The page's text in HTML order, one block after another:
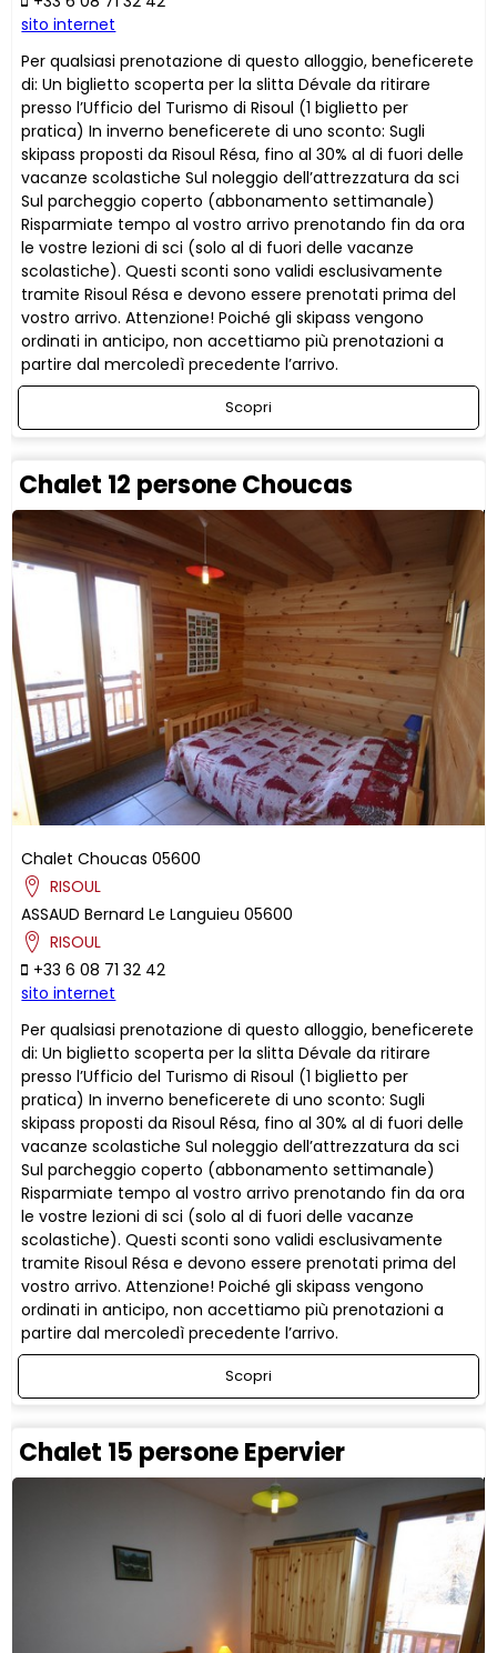
sito internet
Per qualsiasi prenotazione di questo alloggio, beneficerete
di: Un biglietto scoperta per la slitta Dévale da ritirare
presso l’Ufficio del Turismo di Risoul (1 biglietto per
pratica) In inverno beneficerete di uno sconto: Sugli
skipass proposti da Risoul Résa, fino al 30% al di fuori delle
vacanze scolastiche Sul noleggio dell’attrezzatura da sci
Sul parcheggio coperto (abbonamento settimanale)
Risparmiate tempo al vostro arrivo prenotando fin da ora
le vostre lezioni di sci (solo al di fuori delle vacanze
scolastiche). Questi sconti sono validi esclusivamente
tramite Risoul Résa e devono essere prenotati prima del
vostro arrivo. Attenzione! Poiché gli skipass vengono
ordinati in anticipo, non accettiamo più prenotazioni a
partire dal mercoledì precedente l’arrivo.
Scopri
Chalet 12 persone Choucas
Chalet Choucas 05600
RISOUL
ASSAUD Bernard Le Languieu 05600
RISOUL
+33 6 08 71 32 42
sito internet
Per qualsiasi prenotazione di questo alloggio, beneficerete
di: Un biglietto scoperta per la slitta Dévale da ritirare
presso l’Ufficio del Turismo di Risoul (1 biglietto per
pratica) In inverno beneficerete di uno sconto: Sugli
skipass proposti da Risoul Résa, fino al 30% al di fuori delle
vacanze scolastiche Sul noleggio dell’attrezzatura da sci
Sul parcheggio coperto (abbonamento settimanale)
Risparmiate tempo al vostro arrivo prenotando fin da ora
le vostre lezioni di sci (solo al di fuori delle vacanze
scolastiche). Questi sconti sono validi esclusivamente
tramite Risoul Résa e devono essere prenotati prima del
vostro arrivo. Attenzione! Poiché gli skipass vengono
ordinati in anticipo, non accettiamo più prenotazioni a
partire dal mercoledì precedente l’arrivo.
Scopri
Chalet 15 persone Epervier